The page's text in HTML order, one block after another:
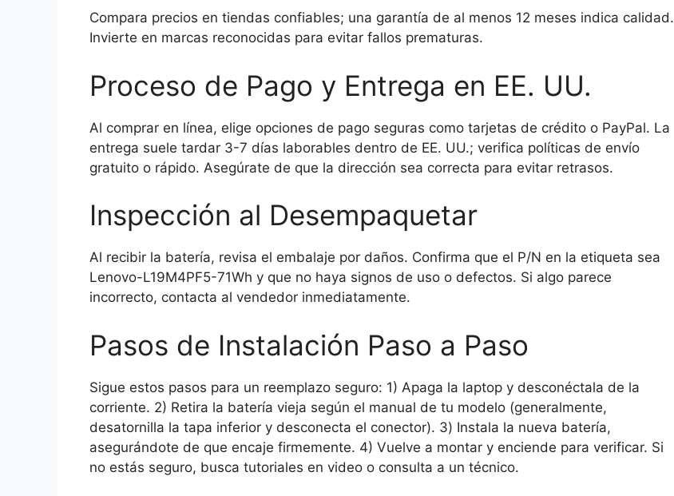
Compara precios en tiendas confiables; una garantía de al menos 12 meses indica calidad.
Invierte en marcas reconocidas para evitar fallos prematuras.
Proceso de Pago y Entrega en EE. UU.
Al comprar en línea, elige opciones de pago seguras como tarjetas de crédito o PayPal. La
entrega suele tardar 3-7 días laborables dentro de EE. UU.; verifica políticas de envío
gratuito o rápido. Asegúrate de que la dirección sea correcta para evitar retrasos.
Inspección al Desempaquetar
Al recibir la batería, revisa el embalaje por daños. Confirma que el P/N en la etiqueta sea
Lenovo-L19M4PF5-71Wh y que no haya signos de uso o defectos. Si algo parece
incorrecto, contacta al vendedor inmediatamente.
Pasos de Instalación Paso a Paso
Sigue estos pasos para un reemplazo seguro: 1) Apaga la laptop y desconéctala de la
corriente. 2) Retira la batería vieja según el manual de tu modelo (generalmente,
desatornilla la tapa inferior y desconecta el conector). 3) Instala la nueva batería,
asegurándote de que encaje firmemente. 4) Vuelve a montar y enciende para verificar. Si
no estás seguro, busca tutoriales en video o consulta a un técnico.